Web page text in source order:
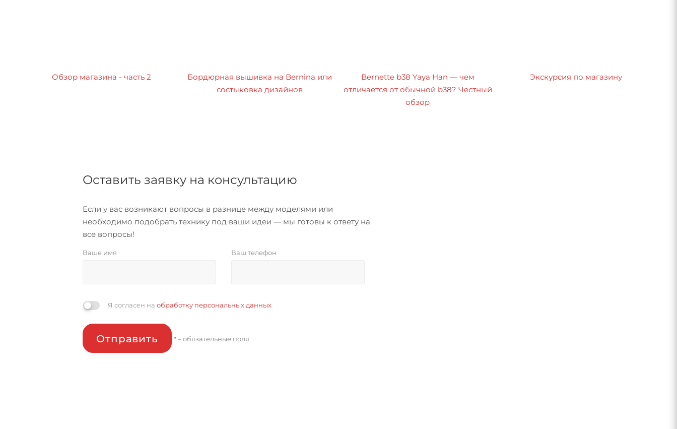
Обзор магазина - часть 2
Бордюрная вышивка на Bernina или
состыковка дизайнов
Bernette b38 Yaya Han — чем
отличается от обычной b38? Честный
обзор
Экскурсия по магазину
Оставить заявку на консультацию
Если у вас возникают вопросы в разнице между моделями или
необходимо подобрать технику под ваши идеи — мы готовы к ответу на
все вопросы!
Ваше имя Ваш телефон
Я согласен наобработку персональных данных
Отправить *– обязательные поля